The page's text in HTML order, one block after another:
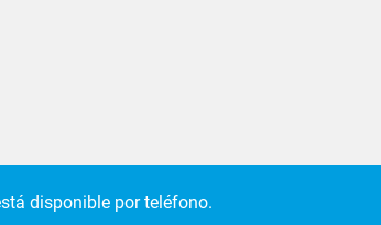
disponible por teléfono.